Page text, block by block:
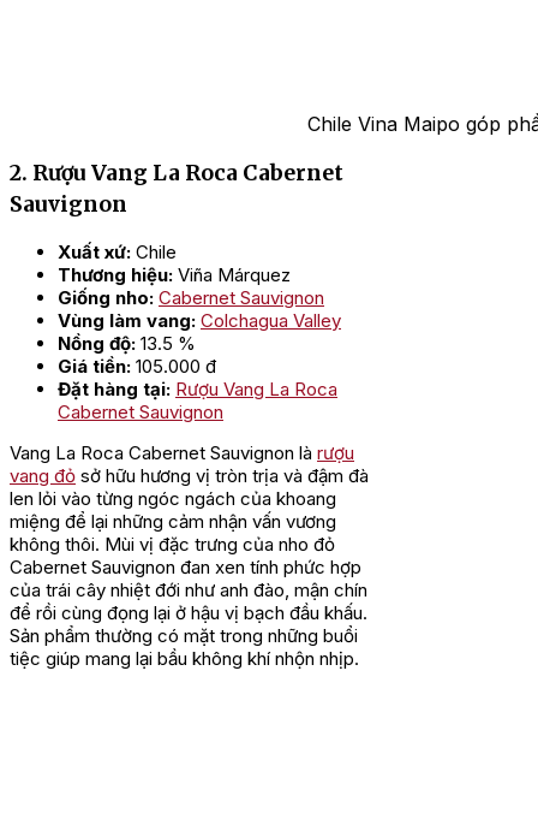
Chile Vina Maipo góp
2. Rượu Vang La Roca Cabernet
Sauvignon
Xuất xứ: Chile
Thương hiệu: Viña Márquez
Giống nho: Cabernet Sauvignon
Vùng làm vang: Colchagua Valley
Nồng độ: 13.5 %
Giá tiền: 105.000 đ
Đặt hàng tại: Rượu Vang La Roca
Cabernet Sauvignon
Vang La Roca Cabernet Sauvignon là rượu
vang đỏ sở hữu hương vị tròn trịa và đậm đà
len lỏi vào từng ngóc ngách của khoang
miệng để lại những cảm nhận vấn vương
không thôi. Mùi vị đặc trưng của nho đỏ
Cabernet Sauvignon đan xen tính phức hợp
của trái cây nhiệt đới như anh đào, mận chín
để rồi cùng đọng lại ở hậu vị bạch đầu khấu.
Sản phẩm thường có mặt trong những buổi
tiệc giúp mang lại bầu không khí nhộn nhịp.